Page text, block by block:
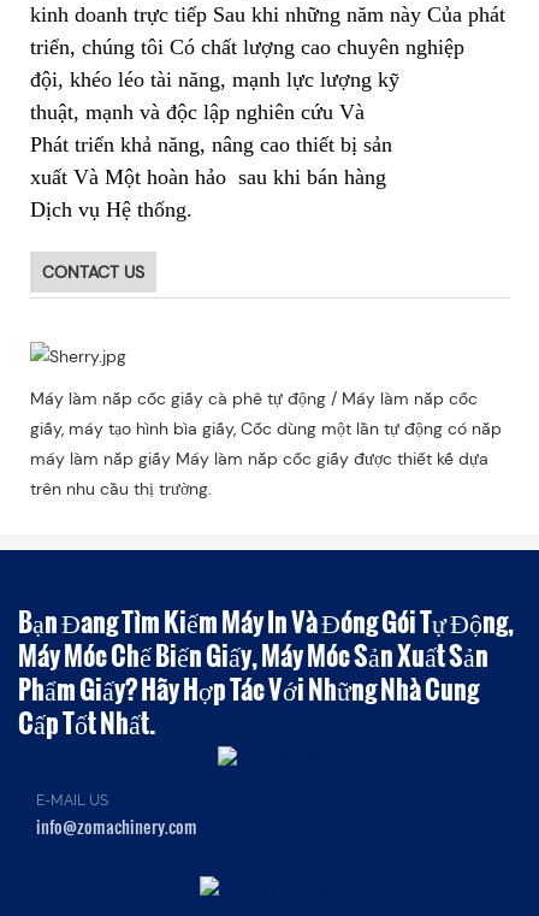
kinh doanh trực tiếp Sau khi những năm này Của phát
triển, chúng tôi Có chất lượng cao chuyên nghiệp
đội, khéo léo tài năng, mạnh lực lượng kỹ
thuật, mạnh và độc lập nghiên cứu Và
Phát triển khả năng, nâng cao thiết bị sản
xuất Và Một hoàn hảo sau khi bán hàng
Dịch vụ Hệ thống.
CONTACT US
Máy làm nắp cốc giấy cà phê tự động / Máy làm nắp cốc
giấy, máy tạo hình bìa giấy, Cốc dùng một lần tự động có nắp
máy làm nắp giấy Máy làm nắp cốc giấy được thiết kế dựa
trên nhu cầu thị trường.
Bạn Đang Tìm Kiếm Máy In Và Đóng Gói Tự Động,
Máy Móc Chế Biến Giấy, Máy Móc Sản Xuất Sản
Phẩm Giấy? Hãy Hợp Tác Với Những Nhà Cung
Cấp Tốt Nhất.
E-MAIL US
info@zomachinery.com